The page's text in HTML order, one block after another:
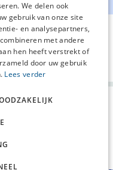
het levenspad
pagina:
We delen ook
gebruik van onze site
en analysepartners,
met andere
hen heeft verstrekt of
door uw gebruik
Lees verder